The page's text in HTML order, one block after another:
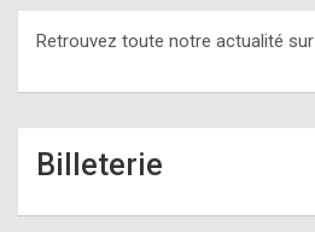
Retrouvez toute notre actualité sur
Billeterie